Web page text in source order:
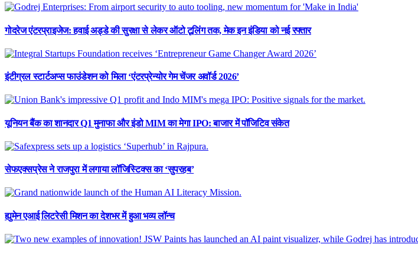
गोदरेज एंटरप्राइजेज: हवाई अड्डे की सुरक्षा से लेकर ऑटो टूलिंग तक, मेक इन इंडिया को नई रफ्तार
इंटीग्रल स्टार्टअप्स फाउंडेशन को मिला ‘एंटरप्रेन्योर गेम चेंजर अवॉर्ड 2026’
यूनियन बैंक का शानदार Q1 मुनाफा और इंडो MIM का मेगा IPO: बाजार में पॉजिटिव संकेत
सेफएक्सप्रेस ने राजपुरा में लगाया लॉजिस्टिक्स का ‘सुपरहब’
ह्युमेन एआई लिटरेसी मिशन का देशभर में हुआ भव्य लॉन्च